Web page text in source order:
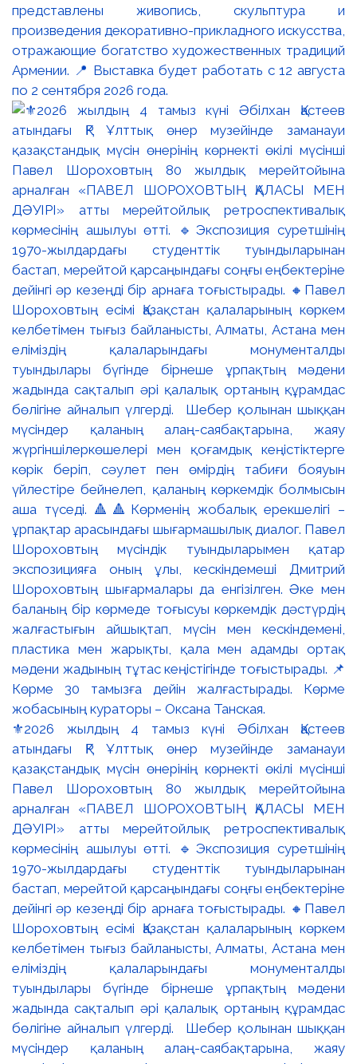
представлены живопись, скульптура и
произведения декоративно-прикладного искусства,
отражающие богатство художественных традиций
Армении. 📍 Выставка будет работать с 12 августа
по 2 сентября 2026 года.
⚜️2026 жылдың 4 тамыз күні Әбілхан Қастеев
атындағы ҚР Ұлттық өнер музейінде заманауи
қазақстандық мүсін өнерінің көрнекті өкілі мүсінші
Павел Шороховтың 80 жылдық мерейтойына
арналған «ПАВЕЛ ШОРОХОВТЫҢ ҚАЛАСЫ МЕН
ДӘУІРІ» атты мерейтойлық ретроспективалық
көрмесінің ашылуы өтті. 🔹Экспозиция суретшінің
1970-жылдардағы студенттік туындыларынан
бастап, мерейтой қарсаңындағы соңғы еңбектеріне
дейінгі әр кезеңді бір арнаға тоғыстырады. 🔸Павел
Шороховтың есімі Қазақстан қалаларының көркем
келбетімен тығыз байланысты, Алматы, Астана мен
еліміздің қалаларындағы монументалды
туындылары бүгінде бірнеше ұрпақтың мәдени
жадында сақталып әрі қалалық ортаның құрамдас
бөлігіне айналып үлгерді. Шебер қолынан шыққан
мүсіндер қаланың алаң-саябақтарына, жаяу